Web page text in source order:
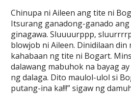
Chinupa ni Aileen ang tite ni
Itsurang ganadong-ganado
ginagawa. Sluuuurppp,
blowjob ni Aileen. Dinidilaan din
kahabaan ng tite ni Bogart.
dalawang mabuhok na bayag
ng dalaga. Dito maulol-ulol si
putang-ina ka!!!” sigaw ng